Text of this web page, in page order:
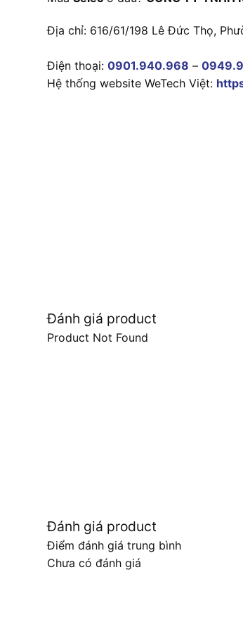
Địa chỉ: 616/61/198 Lê Đức Thọ,
Điện thoại: 0901.940.968 –
Hệ thống website WeTech Việt:
Đánh giá product
Product Not Found
Đánh giá product
Điểm đánh giá trung bình
Chưa có đánh giá